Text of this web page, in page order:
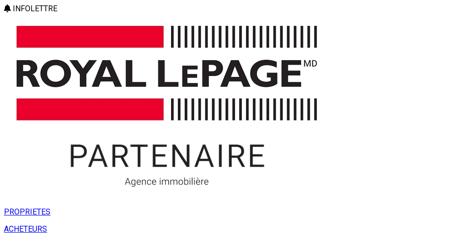
INFOLETTRE
PROPRIETES
ACHETEURS